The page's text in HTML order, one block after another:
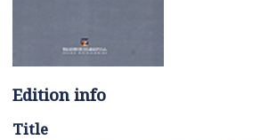
Edition info
Title